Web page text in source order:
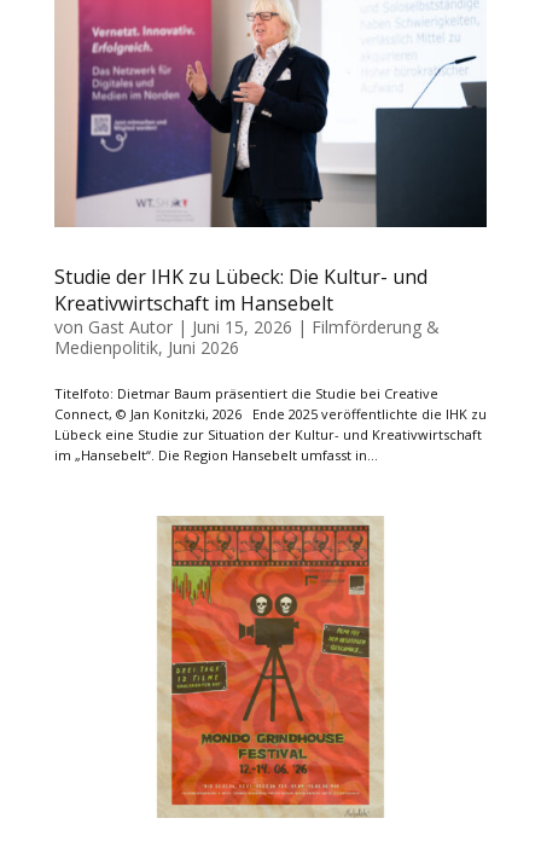
Studie der IHK zu Lübeck: Die Kultur- und
Kreativwirtschaft im Hansebelt
von Gast Autor| Juni 15, 2026 | Filmförderung &
Medienpolitik, Juni 2026
Titelfoto: Dietmar Baum präsentiert die Studie bei Creative
Connect, © Jan Konitzki, 2026 Ende 2025 veröffentlichte die IHK zu
Lübeck eine Studie zur Situation der Kultur- und Kreativwirtschaft
im „Hansebelt“. Die Region Hansebelt umfasst in...